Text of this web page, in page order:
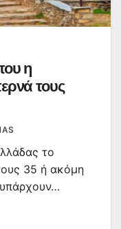
η
τους
το
35 ή ακόμη